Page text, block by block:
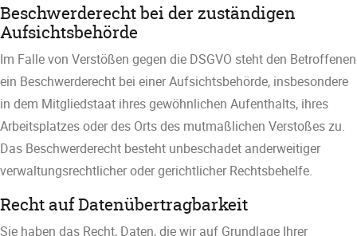
Beschwerde­recht bei der zuständigen
Aufsichts­behörde
Im Falle von Verstößen gegen die DSGVO steht den Betroffenen
ein Beschwerderecht bei einer Aufsichtsbehörde, insbesondere
in dem Mitgliedstaat ihres gewöhnlichen Aufenthalts, ihres
Arbeitsplatzes oder des Orts des mutmaßlichen Verstoßes zu.
Das Beschwerderecht besteht unbeschadet anderweitiger
verwaltungsrechtlicher oder gerichtlicher Rechtsbehelfe.
Recht auf Daten­übertrag­barkeit
Sie haben das Recht, Daten, die wir auf Grundlage Ihrer